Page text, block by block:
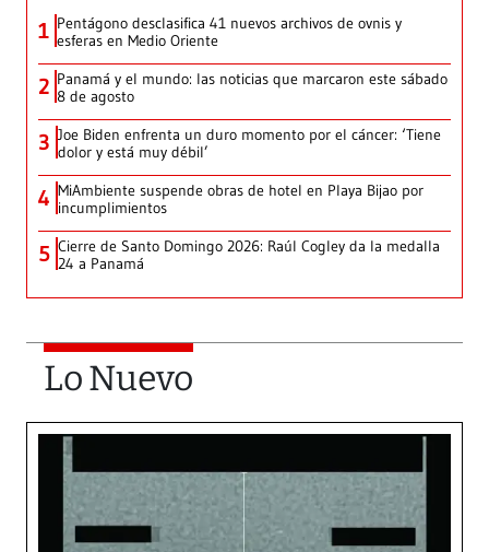
1 Pentágono desclasifica 41 nuevos archivos de ovnis y
esferas en Medio Oriente
2 Panamá y el mundo: las noticias que marcaron este sábado
8 de agosto
3 Joe Biden enfrenta un duro momento por el cáncer: ‘Tiene
dolor y está muy débil’
4 MiAmbiente suspende obras de hotel en Playa Bijao por
incumplimientos
5 Cierre de Santo Domingo 2026: Raúl Cogley da la medalla
24 a Panamá
Lo Nuevo